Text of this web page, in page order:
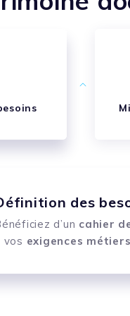
des
d’un cahier
vos exigences
du conseil de
fonds
vos délais et
recette des
la méthode